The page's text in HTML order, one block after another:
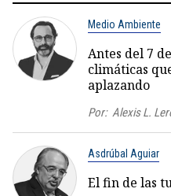
Medio Ambiente
Antes del 7
climáticas
aplazando
Por: Alexis L.
Asdrúbal Aguiar
El fin de las